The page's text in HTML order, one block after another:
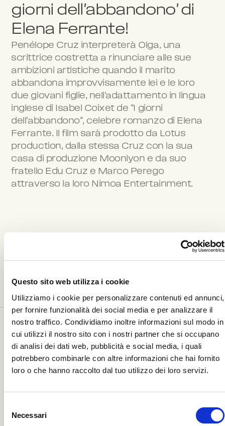
Questo sito web utilizza i cookie
Utilizziamo i cookie per personalizzare contenuti ed annunci,
per fornire funzionalità dei social media e per analizzare il
nostro traffico. Condividiamo inoltre informazioni sul modo in
cui utilizzi il nostro sito con i nostri partner che si occupano
di analisi dei dati web, pubblicità e social media, i quali
potrebbero combinarle con altre informazioni che hai fornito
loro o che hanno raccolto dal tuo utilizzo dei loro servizi.
delNecessari
giorni dell'abbandono' di
Elena Ferrante!
Penélope Cruz interpreterà Olga, una
scrittrice costretta a rinunciare alle sue
ambizioni artistiche quando il marito
abbandona improvvisamente lei e le loro
due giovani figlie, nell'adattamento in lingua
inglese di Isabel Coixet de "I giorni
dell'abbandono", celebre romanzo di Elena
Ferrante. Il film sarà prodotto da Lotus
production, dalla stessa Cruz con la sua
casa di produzione Moonlyon e da suo
fratello Edu Cruz e Marco Perego
attraverso la loro Nimoa Entertainment.
LEGGI ANCHE
NEWS
"Sunny Dancer” è il film di apertura di
Giffoni56
Leone Film Group Spa informa di aver
rilevato un attacco informatico.